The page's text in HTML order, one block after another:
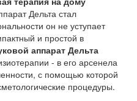
Дельта стал
он не уступает
и простой в
аппарат Дельта
- в его арсенела
с помощью которой
процедуры.